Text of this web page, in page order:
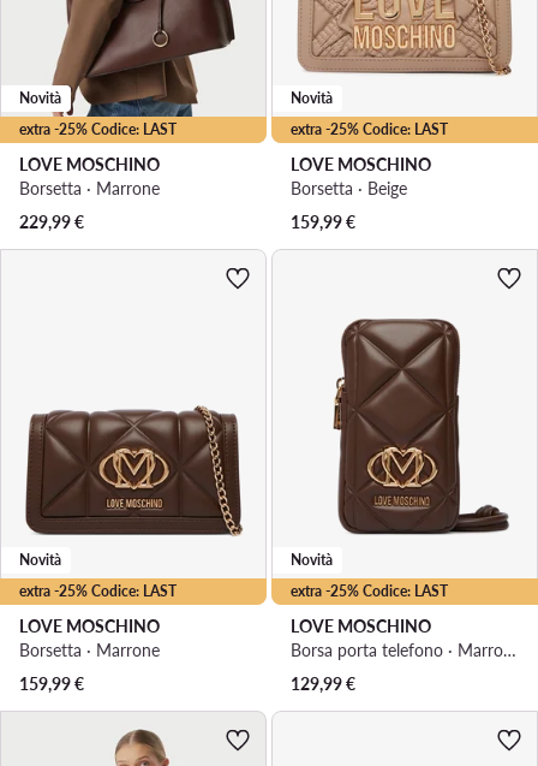
extra -25% Codice: LAST
Novità
LOVE MOSCHINO
Borsetta · Marrone
229,99€
extra -25% Codice: LAST
Novità
LOVE MOSCHINO
Borsetta · Beige
159,99€
extra -25% Codice: LAST
Novità
LOVE MOSCHINO
Borsetta · Marrone
159,99€
extra -25% Codice: LAST
Novità
LOVE MOSCHINO
Borsa porta telefono · Marrone
129,99€